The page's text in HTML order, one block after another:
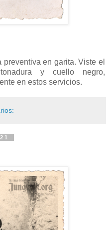
en garita. Viste el
y cuello negro,
en estos servicios.